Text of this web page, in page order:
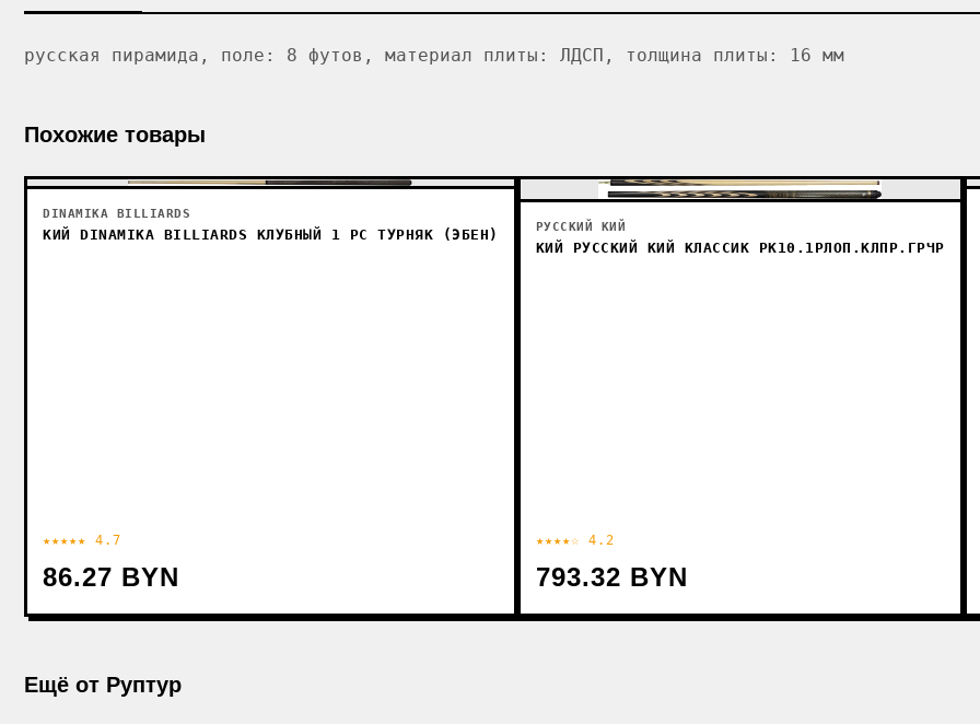
русская пирамида, поле: 8 футов, материал плиты: ЛДСП, толщина плиты: 16 мм
Похожие товары
DINAMIKA BILLIARDS
КИЙ DINAMIKA BILLIARDS КЛУБНЫЙ 1 РС ТУРНЯК (ЭБЕН)
★★★★★ 4.7
86.27 BYN
РУССКИЙ КИЙ
КИЙ РУССКИЙ КИЙ КЛАССИК РК10.1РЛОП.КЛПР.ГРЧР
★★★★☆ 4.2
793.32 BYN
Ещё от Руптур